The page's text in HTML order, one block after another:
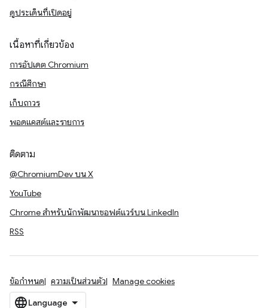
ดูประเด็นที่เปิดอยู่
เนื้อหาที่เกี่ยวข้อง
การอัปเดต Chromium
กรณีศึกษา
เก็บถาวร
พอดแคสต์และรายการ
ติดตาม
@ChromiumDev บน X
YouTube
Chrome สำหรับนักพัฒนาซอฟต์แวร์บน LinkedIn
RSS
ข้อกำหนด ความเป็นส่วนตัว Manage cookies